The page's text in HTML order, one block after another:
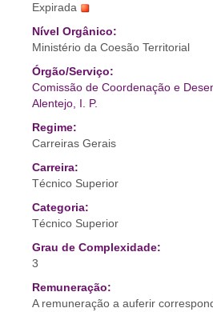
Expirada
Nível Orgânico:
Ministério da Coesão Territorial
Órgão/Serviço:
Comissão de Coordenação e
Alentejo, I. P.
Regime:
Carreiras Gerais
Carreira:
Técnico Superior
Categoria:
Técnico Superior
Grau de Complexidade:
3
Remuneração:
A remuneração a auferir